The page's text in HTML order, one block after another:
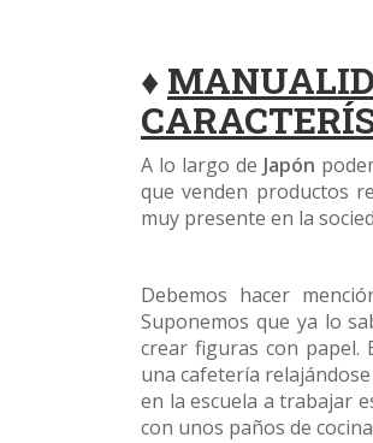
♦
A lo largo de Japón
que venden productos
muy presente en la
Debemos hacer
Suponemos que ya lo
crear figuras con papel.
una cafetería
en la escuela a trabajar
con unos paños de